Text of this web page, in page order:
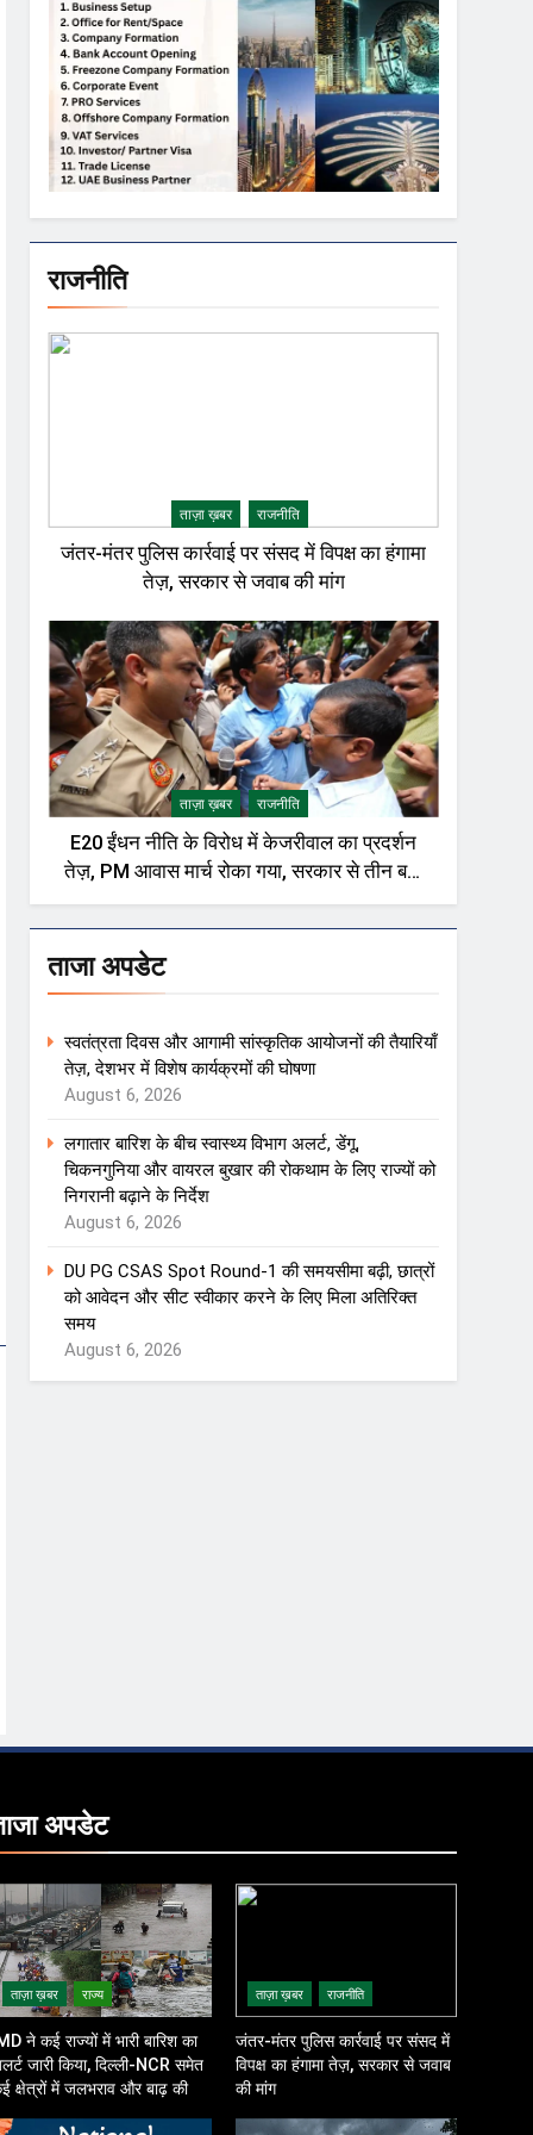
राजनीति
ताज़ा ख़बर राजनीति
जंतर-मंतर पुलिस कार्रवाई पर संसद में विपक्ष का हंगामा
तेज़, सरकार से जवाब की मांग
ताज़ा ख़बर राजनीति
E20 ईंधन नीति के विरोध में केजरीवाल का प्रदर्शन
तेज़, PM आवास मार्च रोका गया, सरकार से तीन बड़ी
मांगें
ताजा अपडेट
स्वतंत्रता दिवस और आगामी सांस्कृतिक आयोजनों की तैयारियाँ
तेज़, देशभर में विशेष कार्यक्रमों की घोषणा
August 6, 2026
लगातार बारिश के बीच स्वास्थ्य विभाग अलर्ट, डेंगू,
चिकनगुनिया और वायरल बुखार की रोकथाम के लिए राज्यों को
निगरानी बढ़ाने के निर्देश
August 6, 2026
DU PG CSAS Spot Round-1 की समयसीमा बढ़ी, छात्रों
को आवेदन और सीट स्वीकार करने के लिए मिला अतिरिक्त
समय
August 6, 2026
अपडेट
ताज़ा ख़बर राज्य
ने कई राज्यों में भारी बारिश का
जारी किया, दिल्ली-NCR समेत
क्षेत्रों में जलभराव और बाढ़ की
ताज़ा ख़बर राजनीति
जंतर-मंतर पुलिस कार्रवाई पर संसद में
विपक्ष का हंगामा तेज़, सरकार से जवाब
की मांग